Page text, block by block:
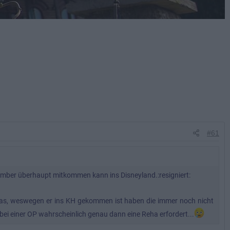
#61
überhaupt mitkommen kann ins Disneyland.:resigniert:
weswegen er ins KH gekommen ist haben die immer noch nicht
einer OP wahrscheinlich genau dann eine Reha erfordert...